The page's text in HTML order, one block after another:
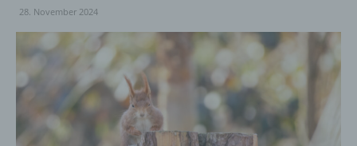
28. November 2024